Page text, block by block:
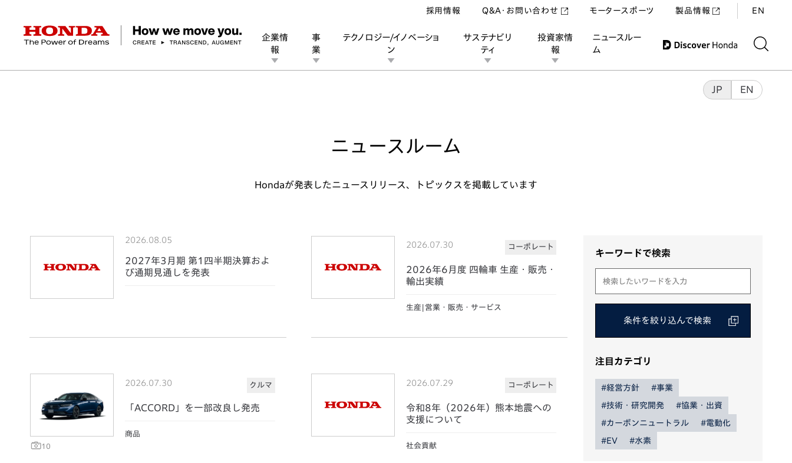
HONDA The Power of Dreams
企業情
報
事
業
テクノロジー/イノベーショ
ン
サステナビリ
ティ
投資家情
報
ニュースルー
ム
採用情報 Q&A・お問い合わせ モータースポーツ 製品情報 EN
ニュースルーム
Hondaが発表したニュースリリース、トピックスを掲載しています
2026.08.05
2027年3月期 第1四半期決算およ
び通期見通しを発表
2026.07.30 コーポレート
2026年6月度 四輪車 生産・販売・
輸出実績
生産|営業・販売・サービス
10
2026.07.30 クルマ
「ACCORD」を一部改良し発売
商品
2026.07.29 コーポレート
令和8年（2026年）熊本地震への
支援について
社会貢献
キーワードで検索
条件を絞り込んで検索
注目カテゴリ
#経営方針 #事業
#技術・研究開発 #協業・出資
#カーボンニュートラル #電動化
#EV #水素
JP EN